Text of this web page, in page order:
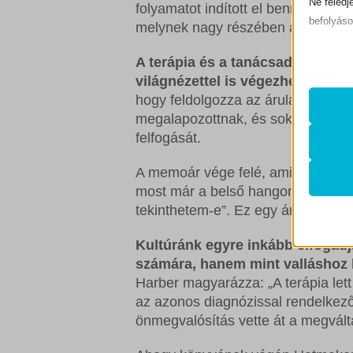
folyamatot indított el benne,
melynek nagy részében a terápia
A terápia és a tanácsadás
világnézettel is végezhetők.
hogy feldolgozza az árulást és a
megalapozottnak, és
felfogását.
A memoár vége felé, amikor a
most már a belső hangom
tekinthetem-e”. Ez egy árulkodó
Kultúránk egyre inkább
számára, hanem mint
Harber magyarázza: „A terápia
az azonos diagnózissal
önmegvalósítás vette át a
sütik
_ga_*
Ez a